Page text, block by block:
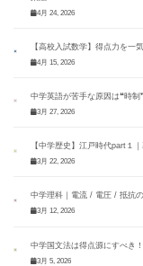
4月 24, 2026
【高校入試数学】得点力を一
4月 15, 2026
中学英語が苦手な原因は❝時
3月 27, 2026
【中学歴史】江戸時代part１
3月 22, 2026
中学理科｜電流 / 電圧 / 抵抗
3月 12, 2026
中学国文法は得点源にすべき
3月 5, 2026